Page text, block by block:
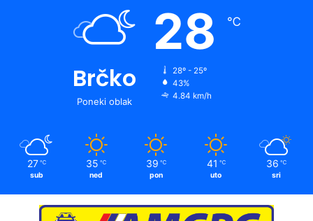
Brčko
Poneki oblak
28 ℃
28º - 25º
43%
4.84 km/h
27 ℃
sub
35 ℃
ned
39 ℃
pon
41 ℃
uto
36 ℃
sri